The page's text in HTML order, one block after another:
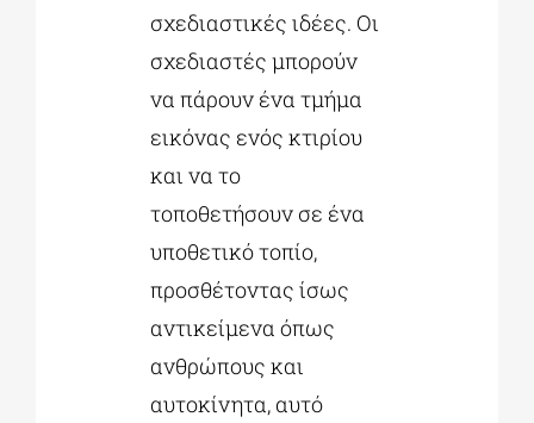
σχεδιαστικές ιδέες. Οι
σχεδιαστές μπορούν
να πάρουν ένα τμήμα
εικόνας ενός κτιρίου
και να το
τοποθετήσουν σε ένα
υποθετικό τοπίο,
προσθέτοντας ίσως
αντικείμενα όπως
ανθρώπους και
αυτοκίνητα, αυτό